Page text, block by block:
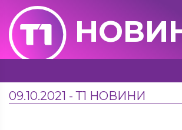
09.10.2021 - Т1 НОВИНИ